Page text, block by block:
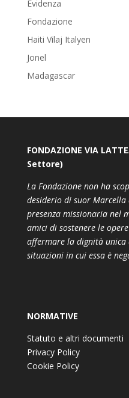
Evidenza
Fondazione
Haiti Vilaj Italyen
Jonel
Madagascar
FONDAZIONE VIA
Settore)
La Fondazione non ha
desiderio di suor Marcella
presenza missionaria nel
amici di sostenere le
affermare la dignità
situazioni in cui essa è
NORMATIVE
Statuto e altri documenti
Privacy Policy
Cookie Policy